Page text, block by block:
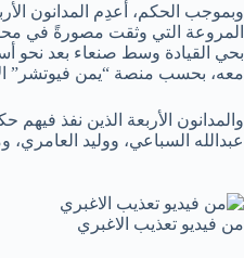
وبموجب الحكم، أعدِم المدانون
المروعة التي وثقت مصورةً في
بحي القيادة وسط صنعاء بعد نحو
معه، بحسب منصة “يمن فيوتشر”
والمدانون الأربعة الذين نفذ
عبدالله السباعي، ووليد العامري،
من فيديو تعذيب الاغبري